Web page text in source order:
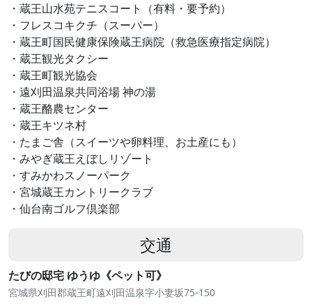
・蔵王山水苑テニスコート（有料・要予約）
・フレスコキクチ（スーパー）
・蔵王町国民健康保険蔵王病院（救急医療指定病院）
・蔵王観光タクシー
・蔵王町観光協会
・遠刈田温泉共同浴場 神の湯
・蔵王酪農センター
・蔵王キツネ村
・たまご舎（スイーツや卵料理、お土産にも）
・みやぎ蔵王えぼしリゾート
・すみかわスノーパーク
・宮城蔵王カントリークラブ
・仙台南ゴルフ倶楽部
交通
たびの邸宅 ゆうゆ《ペット可》
宮城県刈田郡蔵王町遠刈田温泉字小妻坂75-150